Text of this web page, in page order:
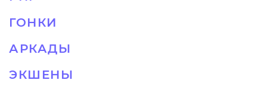
ГОНКИ
АРКАДЫ
ЭКШЕНЫ